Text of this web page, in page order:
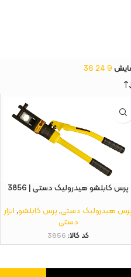
9
24
36
پرس کابلشو هیدرولیک دستی | 3856
هیدرولیک دستی,پرس کابلشو,ابزار
دستی
کد کالا: 3856